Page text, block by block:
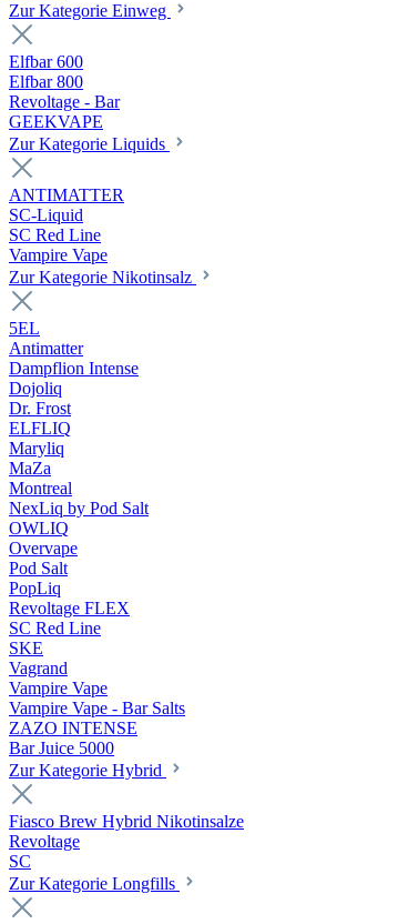
Zur Kategorie Einweg
Elfbar 600
Elfbar 800
Revoltage - Bar
GEEKVAPE
Zur Kategorie Liquids
ANTIMATTER
SC-Liquid
SC Red Line
Vampire Vape
Zur Kategorie Nikotinsalz
5EL
Antimatter
Dampflion Intense
Dojoliq
Dr. Frost
ELFLIQ
Maryliq
MaZa
Montreal
NexLiq by Pod Salt
OWLIQ
Overvape
Pod Salt
PopLiq
Revoltage FLEX
SC Red Line
SKE
Vagrand
Vampire Vape
Vampire Vape - Bar Salts
ZAZO INTENSE
Bar Juice 5000
Zur Kategorie Hybrid
Fiasco Brew Hybrid Nikotinsalze
Revoltage
SC
Zur Kategorie Longfills